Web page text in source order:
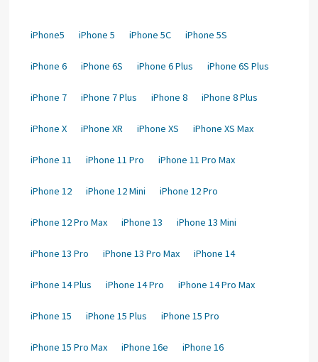
iPhone5 iPhone 5 iPhone 5C iPhone 5S
iPhone 6 iPhone 6S iPhone 6 Plus iPhone 6S Plus
iPhone 7 iPhone 7 Plus iPhone 8 iPhone 8 Plus
iPhone X iPhone XR iPhone XS iPhone XS Max
iPhone 11 iPhone 11 Pro iPhone 11 Pro Max
iPhone 12 iPhone 12 Mini iPhone 12 Pro
iPhone 12 Pro Max iPhone 13 iPhone 13 Mini
iPhone 13 Pro iPhone 13 Pro Max iPhone 14
iPhone 14 Plus iPhone 14 Pro iPhone 14 Pro Max
iPhone 15 iPhone 15 Plus iPhone 15 Pro
iPhone 15 Pro Max iPhone 16e iPhone 16